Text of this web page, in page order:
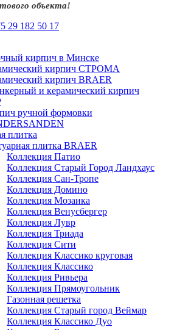
объекта!
29 182 50 17
кирпич в Минске
кирпич СТРОМА
кирпич BRAER
и керамический кирпич
ручной формовки
плитка
плитка BRAER
Коллекция Патио
Коллекция Старый Город Ландхаус
Коллекция Сан-Тропе
Коллекция Домино
Коллекция Мозаика
Коллекция Венусбергер
Коллекция Лувр
Коллекция Триада
Коллекция Сити
Коллекция Классико круговая
Коллекция Классико
Коллекция Ривьера
Коллекция Прямоугольник
Газонная решетка
Коллекция Старый город Веймар
Коллекция Классико Дуо